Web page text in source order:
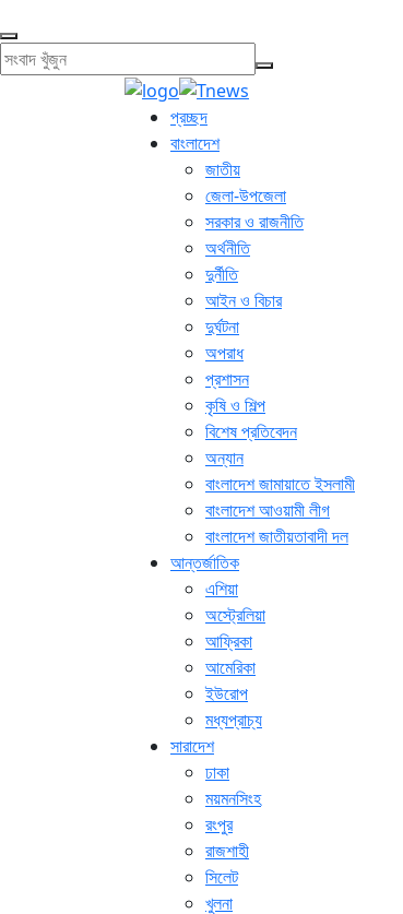
প্রচ্ছদ
বাংলাদেশ
জাতীয়
জেলা-উপজেলা
সরকার ও রাজনীতি
অর্থনীতি
দুর্নীতি
আইন ও বিচার
দুর্ঘটনা
অপরাধ
প্রশাসন
কৃষি ও শিল্প
বিশেষ প্রতিবেদন
অন্যান
বাংলাদেশ জামায়াতে ইসলামী
বাংলাদেশ আওয়ামী লীগ
বাংলাদেশ জাতীয়তাবাদী দল
আন্তর্জাতিক
এশিয়া
অস্ট্রেলিয়া
আফ্রিকা
আমেরিকা
ইউরোপ
মধ্যপ্রাচ্য
সারাদেশ
ঢাকা
ময়মনসিংহ
রংপুর
রাজশাহী
সিলেট
খুলনা